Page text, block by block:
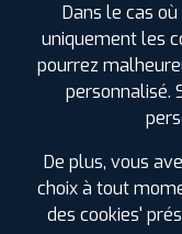
Dans le cas
uniquement les
pourrez
personnalisé.
De plus, vous
choix à tout
des cookies'